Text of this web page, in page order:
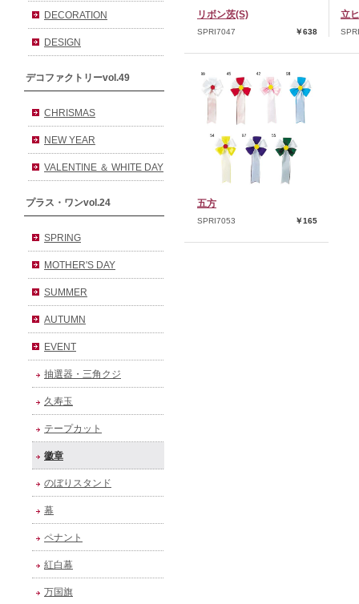
DECORATION
DESIGN
デコファクトリーvol.49
CHRISMAS
NEW YEAR
VALENTINE ＆ WHITE DAY
プラス・ワンvol.24
SPRING
MOTHER'S DAY
SUMMER
AUTUMN
EVENT
抽選器・三角クジ
久寿玉
テープカット
徽章
のぼりスタンド
幕
ペナント
紅白幕
万国旗
リボン茨(S)
SPRI7047 ￥638
立
五方
SPRI7053 ￥165